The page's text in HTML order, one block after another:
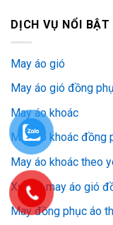
DỊCH VỤ NỔI BẬT
May áo gió
May áo gió đồng
May áo khoác
May áo khoác đồng
May áo khoác theo
Xưởng may áo gió
May đồng phục áo